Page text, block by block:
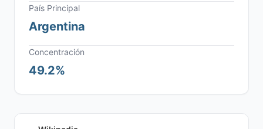
País Principal
Argentina
Concentración
49.2%